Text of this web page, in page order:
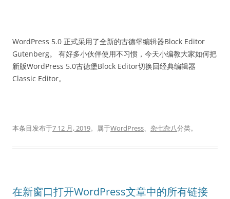
WordPress 5.0 正式采用了全新的古德堡编辑器Block Editor
Gutenberg。 有好多小伙伴使用不习惯，今天小编教大家如何把
新版WordPress 5.0古德堡Block Editor切换回经典编辑器
Classic Editor。
本条目发布于7 12 月, 2019。属于WordPress、 杂七杂八分类。
在新窗口打开WordPress文章中的所有链接